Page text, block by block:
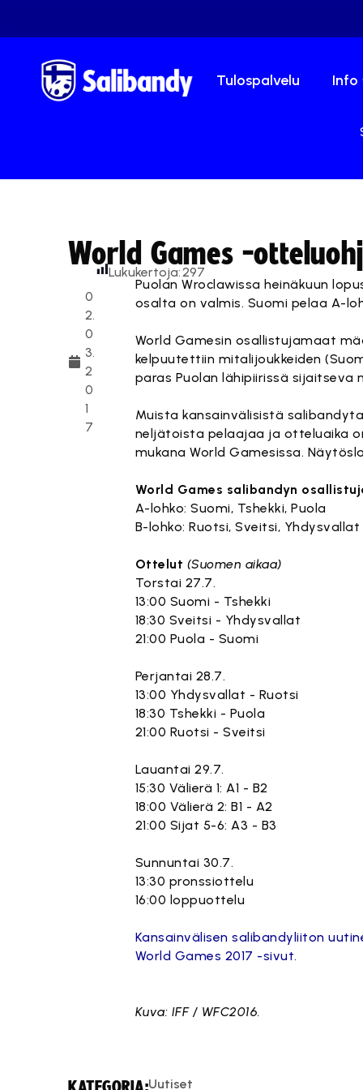
Tulospalvelu Info
World Games -
0
2.
0
3.
2
0
1
7
Lukukertoja:297
Puolan Wroclawissa heinäkuun
osalta on valmis. Suomi pelaa A-
World Gamesin osallistujamaat
kelpuutettiin mitalijoukkeiden
paras Puolan lähipiirissä
Muista kansainvälisistä
neljätoista pelaajaa ja otteluaika
mukana World Gamesissa.
World Games salibandyn
A-lohko: Suomi, Tshekki, Puola
B-lohko: Ruotsi, Sveitsi, Yhdysvallat
Ottelut (Suomen aikaa)
Torstai 27.7.
13:00 Suomi - Tshekki
18:30 Sveitsi - Yhdysvallat
21:00 Puola - Suomi
Perjantai 28.7.
13:00 Yhdysvallat - Ruotsi
18:30 Tshekki - Puola
21:00 Ruotsi - Sveitsi
Lauantai 29.7.
15:30 Välierä 1: A1 - B2
18:00 Välierä 2: B1 - A2
21:00 Sijat 5-6: A3 - B3
Sunnuntai 30.7.
13:30 pronssiottelu
16:00 loppuottelu
Kansainvälisen salibandyliiton
World Games 2017 -sivut.
Kuva: IFF / WFC2016.
Uutiset